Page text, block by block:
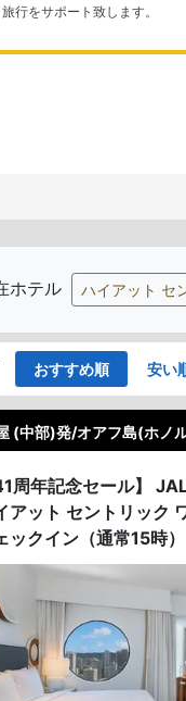
行をサポート致します。
ホテル ハイアット セ
おすすめ順 安い
(中部)発/オアフ島(ホノ
周年記念セール】
アット セントリック
ックイン（通常15時